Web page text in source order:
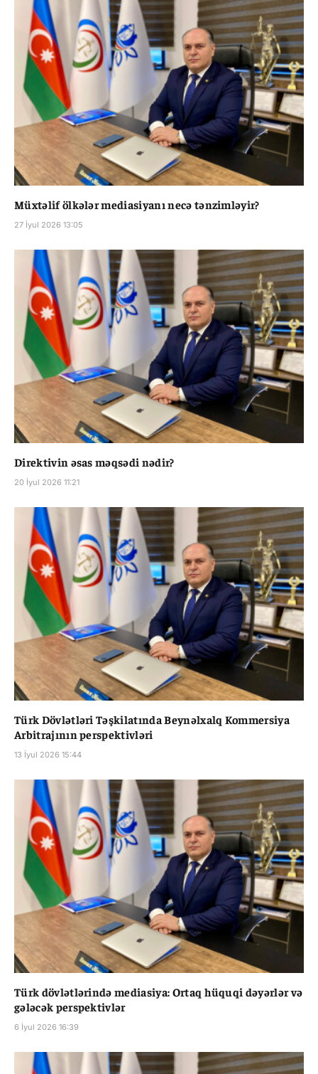
Müxtəlif ölkələr mediasiyanı necə tənzimləyir?
27 İyul 2026 13:05
Direktivin əsas məqsədi nədir?
20 İyul 2026 11:21
Türk Dövlətləri Təşkilatında Beynəlxalq Kommersiya
Arbitrajının perspektivləri
13 İyul 2026 15:44
Türk dövlətlərində mediasiya: Ortaq hüquqi dəyərlər və
gələcək perspektivlər
6 İyul 2026 16:39